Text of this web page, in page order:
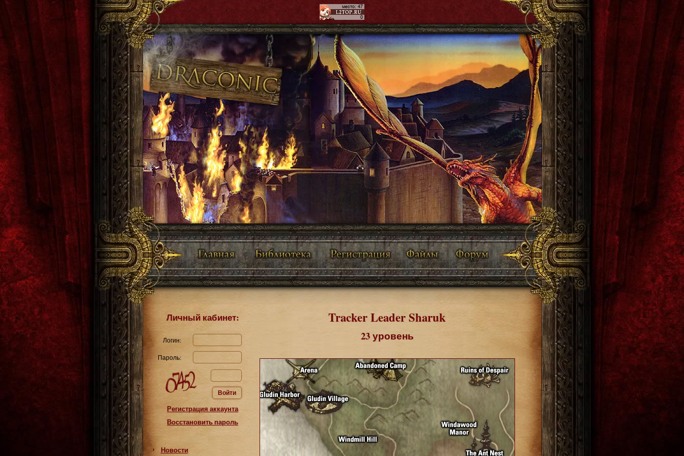
Личный кабинет:
Логин:
Пароль:
Войти
Регистрация аккаунта
Восстановить пароль
Новости
Tracker Leader Sharuk
23 уровень